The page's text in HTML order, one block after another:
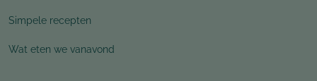
Simpele recepten
Wat eten we vanavond